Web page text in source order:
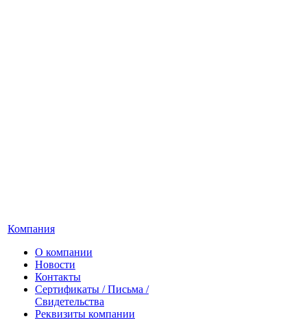
Компания
О компании
Новости
Контакты
Сертификаты / Письма /
Свидетельства
Реквизиты компании